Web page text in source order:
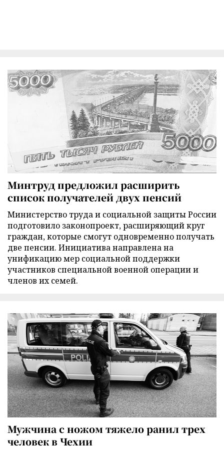
Минтруд предложил расширить
список получателей двух пенсий
Министерство труда и социальной защиты России
подготовило законопроект, расширяющий круг
граждан, которые смогут одновременно получать
две пенсии. Инициатива направлена на
унификацию мер социальной поддержки
участников специальной военной операции и
членов их семей.
Мужчина с ножом тяжело ранил трех
человек в Чехии